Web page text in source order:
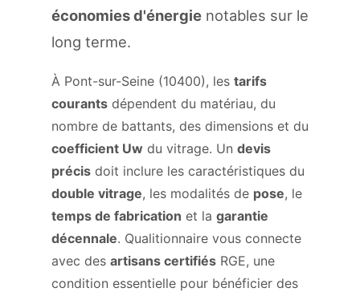
économies d'énergie notables sur le
long terme.
À Pont-sur-Seine (10400), les tarifs
courants dépendent du matériau, du
nombre de battants, des dimensions et du
coefficient Uw du vitrage. Un devis
précis doit inclure les caractéristiques du
double vitrage, les modalités de pose, le
temps de fabrication et la garantie
décennale. Qualitionnaire vous connecte
avec des artisans certifiés RGE, une
condition essentielle pour bénéficier des